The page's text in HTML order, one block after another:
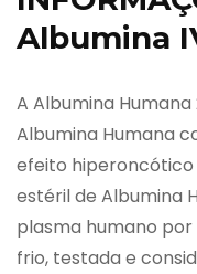
Albumina
A Albumina Humana
Albumina Humana
efeito hiperoncótico
estéril de Albumina
plasma humano
frio, testada e